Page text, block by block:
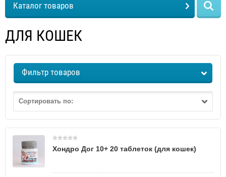
Каталог товаров
ДЛЯ КОШЕК
Фильтр товаров
Сортировать по:
Хондро Дог 10+ 20 таблеток (для кошек)